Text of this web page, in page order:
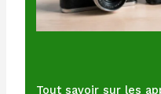
Tout savoir sur les